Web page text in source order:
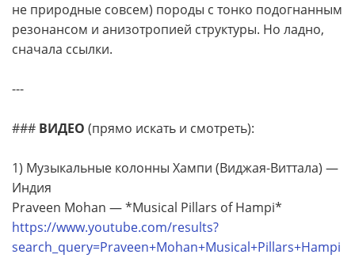
не природные совсем) породы с тонко подогнанным
резонансом и анизотропией структуры. Но ладно,
сначала ссылки.
---
### ВИДЕО (прямо искать и смотреть):
1) Музыкальные колонны Хампи (Виджая-Виттала) —
Индия
Praveen Mohan — *Musical Pillars of Hampi*
https://www.youtube.com/results?
search_query=Praveen+Mohan+Musical+Pillars+Hampi